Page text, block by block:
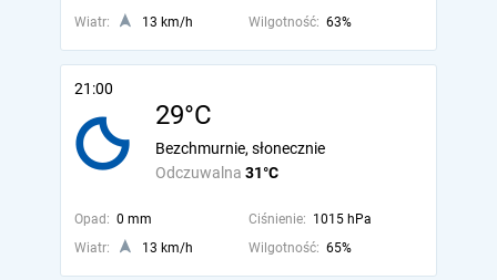
Wiatr:
13 km/h Wilgotność: 63%
21:00
29°C
Odczuwalna 31°C
Bezchmurnie, słonecznie
Opad: 0 mm Ciśnienie: 1015 hPa
Wiatr:
13 km/h Wilgotność: 65%